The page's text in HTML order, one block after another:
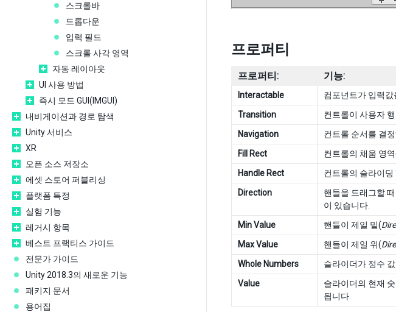
스크롤바
드롭다운
입력 필드
스크롤 사각 영역
자동 레이아웃
UI 사용 방법
즉시 모드 GUI(IMGUI)
내비게이션과 경로 탐색
Unity 서비스
XR
오픈 소스 저장소
에셋 스토어 퍼블리싱
플랫폼 특정
실험 기능
레거시 항목
베스트 프랙티스 가이드
전문가 가이드
Unity 2018.3의 새로운 기능
패키지 문서
용어집
프로퍼티
프로퍼티: 기능:
Interactable 컴포넌트가 입력값
Transition
컨트롤이 사용자
Navigation
컨트롤 순서를 결
Fill Rect
컨트롤의 채움 영
Handle Rect
컨트롤의 슬라이딩
Direction
핸들을 드래그할
이 있습니다.
Min Value
핸들이 제일 밑(
Max Value
핸들이 제일 위(
Whole Numbers
슬라이더가 정수
Value
슬라이더의 현재
됩니다.